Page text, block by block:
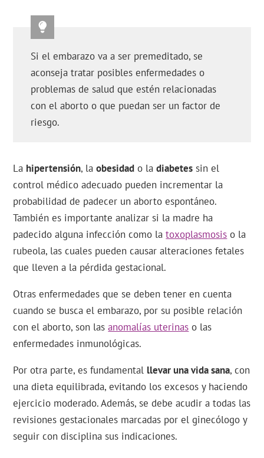
Si el embarazo va a ser premeditado, se
aconseja tratar posibles enfermedades o
problemas de salud que estén relacionadas
con el aborto o que puedan ser un factor de
riesgo.
La hipertensión, laobesidad o ladiabetes sin el
control médico adecuado pueden incrementar la
probabilidad de padecer un aborto espontáneo.
También es importante analizar si la madre ha
padecido alguna infección como latoxoplasmosis o la
rubeola, las cuales pueden causar alteraciones fetales
que lleven a la pérdida gestacional.
Otras enfermedades que se deben tener en cuenta
cuando se busca el embarazo, por su posible relación
con el aborto, son lasanomalías uterinas o las
enfermedades inmunológicas.
Por otra parte, es fundamental llevar una vida sana, con
una dieta equilibrada, evitando los excesos y haciendo
ejercicio moderado. Además, se debe acudir a todas las
revisiones gestacionales marcadas por el ginecólogo y
seguir con disciplina sus indicaciones.